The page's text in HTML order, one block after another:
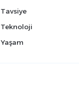
Tavsiye
Teknoloji
Yaşam